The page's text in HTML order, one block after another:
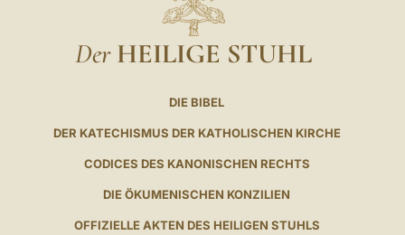
Der HEILIGE STUHL
DIE BIBEL
DER KATECHISMUS DER KATHOLISCHEN KIRCHE
CODICES DES KANONISCHEN RECHTS
DIE ÖKUMENISCHEN KONZILIEN
OFFIZIELLE AKTEN DES HEILIGEN STUHLS